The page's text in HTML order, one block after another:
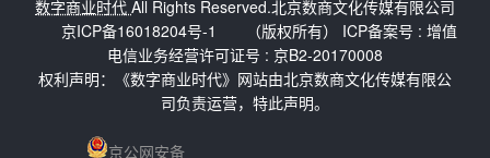
数字商业时代 All Rights Reserved.北京数商文化传媒有限公司
（版权所有） ICP备案号 :
京ICP备16018204号-1
增值
电信业务经营许可证号 : 京B2-20170008
权利声明：《数字商业时代》网站由北京数商文化传媒有限公
司负责运营，特此声明。
京公网安备